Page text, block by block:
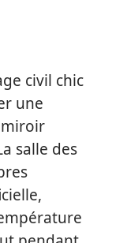
civil chic
une
salle des